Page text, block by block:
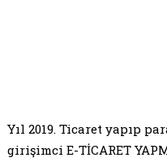
Yıl 2019. Ticaret yapıp
girişimci E-TİCARET